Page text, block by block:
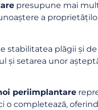
presupune mai
a
stabilitatea plăgii și
și setarea unor
periimplantare
completează,